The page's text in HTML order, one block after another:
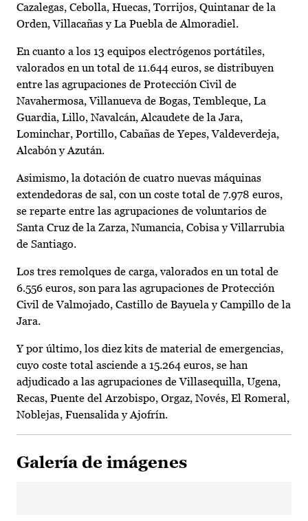
Cazalegas, Cebolla, Huecas, Torrijos, Quintanar de la
Orden, Villacañas y La Puebla de Almoradiel.
En cuanto a los 13 equipos electrógenos portátiles,
valorados en un total de 11.644 euros, se distribuyen
entre las agrupaciones de Protección Civil de
Navahermosa, Villanueva de Bogas, Tembleque, La
Guardia, Lillo, Navalcán, Alcaudete de la Jara,
Lominchar, Portillo, Cabañas de Yepes, Valdeverdeja,
Alcabón y Azután.
Asimismo, la dotación de cuatro nuevas máquinas
extendedoras de sal, con un coste total de 7.978 euros,
se reparte entre las agrupaciones de voluntarios de
Santa Cruz de la Zarza, Numancia, Cobisa y Villarrubia
de Santiago.
Los tres remolques de carga, valorados en un total de
6.556 euros, son para las agrupaciones de Protección
Civil de Valmojado, Castillo de Bayuela y Campillo de la
Jara.
Y por último, los diez kits de material de emergencias,
cuyo coste total asciende a 15.264 euros, se han
adjudicado a las agrupaciones de Villasequilla, Ugena,
Recas, Puente del Arzobispo, Orgaz, Novés, El Romeral,
Noblejas, Fuensalida y Ajofrín.
Galería de imágenes